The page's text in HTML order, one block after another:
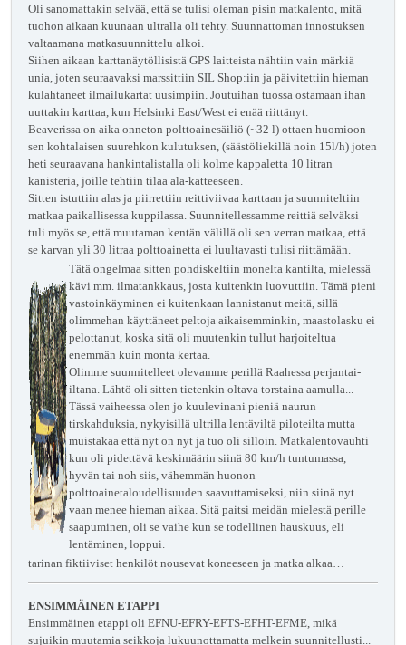
Oli sanomattakin selvää, että se tulisi oleman pisin matkalento, mitä
tuohon aikaan kuunaan ultralla oli tehty. Suunnattoman innostuksen
valtaamana matkasuunnittelu alkoi.
Siihen aikaan karttanäytöllisistä GPS laitteista nähtiin vain märkiä
unia, joten seuraavaksi marssittiin SIL Shop:iin ja päivitettiin hieman
kulahtaneet ilmailukartat uusimpiin. Joutuihan tuossa ostamaan ihan
uuttakin karttaa, kun Helsinki East/West ei enää riittänyt.
Beaverissa on aika onneton polttoainesäiliö (~32 l) ottaen huomioon
sen kohtalaisen suurehkon kulutuksen, (säästöliekillä noin 15l/h) joten
heti seuraavana hankintalistalla oli kolme kappaletta 10 litran
kanisteria, joille tehtiin tilaa ala-katteeseen.
Sitten istuttiin alas ja piirrettiin reittiviivaa karttaan ja suunniteltiin
matkaa paikallisessa kuppilassa. Suunnitellessamme reittiä selväksi
tuli myös se, että muutaman kentän välillä oli sen verran matkaa, että
se karvan yli 30 litraa polttoainetta ei luultavasti tulisi riittämään.
Tätä ongelmaa sitten pohdiskeltiin monelta kantilta, mielessä
kävi mm. ilmatankkaus, josta kuitenkin luovuttiin. Tämä pieni
vastoinkäyminen ei kuitenkaan lannistanut meitä, sillä
olimmehan käyttäneet peltoja aikaisemminkin, maastolasku ei
pelottanut, koska sitä oli muutenkin tullut harjoiteltua
enemmän kuin monta kertaa.
Olimme suunnitelleet olevamme perillä Raahessa perjantai-
iltana. Lähtö oli sitten tietenkin oltava torstaina aamulla...
Tässä vaiheessa olen jo kuulevinani pieniä naurun
tirskahduksia, nykyisillä ultrilla lentäviltä piloteilta mutta
muistakaa että nyt on nyt ja tuo oli silloin. Matkalentovauhti
kun oli pidettävä keskimäärin siinä 80 km/h tuntumassa,
hyvän tai noh siis, vähemmän huonon
polttoainetaloudellisuuden saavuttamiseksi, niin siinä nyt
vaan menee hieman aikaa. Sitä paitsi meidän mielestä perille
saapuminen, oli se vaihe kun se todellinen hauskuus, eli
lentäminen, loppui.
tarinan fiktiiviset henkilöt nousevat koneeseen ja matka alkaa…
ENSIMMÄINEN ETAPPI
Ensimmäinen etappi oli EFNU-EFRY-EFTS-EFHT-EFME, mikä
sujuikin muutamia seikkoja lukuunottamatta melkein suunnitellusti...